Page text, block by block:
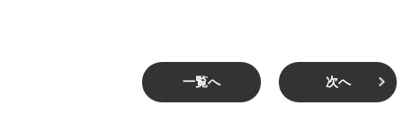
一覧へ 次へ